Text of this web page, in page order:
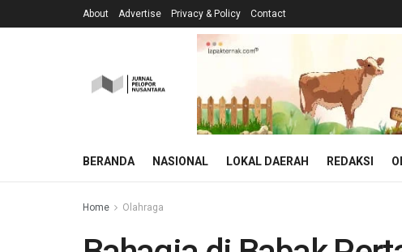
About Advertise Privacy & Policy Contact
BERANDA NASIONAL LOKAL DAERAH REDAKSI
Home Olahraga